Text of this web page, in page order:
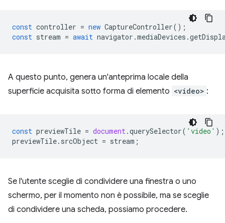
const controller = new CaptureController();
const stream = await navigator .mediaDevices .
A questo punto, genera un'anteprima locale della
superficie acquisita sotto forma di elemento <video> :
const previewTile = document.querySelector( 'video' );
previewTile. srcObject = stream ;
Se l'utente sceglie di condividere una finestra o uno
schermo, per il momento non è possibile, ma se sceglie
di condividere una scheda, possiamo procedere.